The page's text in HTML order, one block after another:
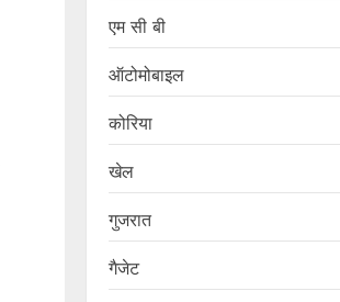
एम सी बी
ऑटोमोबाइल
कोरिया
खेल
गुजरात
गैजेट